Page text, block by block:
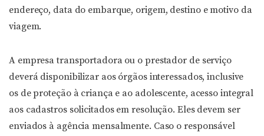
endereço, data do embarque, origem, destino e motivo da
viagem.
A empresa transportadora ou o prestador de serviço
deverá disponibilizar aos órgãos interessados, inclusive
os de proteção à criança e ao adolescente, acesso integral
aos cadastros solicitados em resolução. Eles devem ser
enviados à agência mensalmente. Caso o responsável